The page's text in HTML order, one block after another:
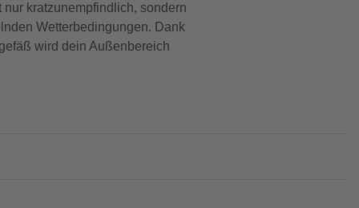
kratzunempfindlich, sondern
Wetterbedingungen. Dank
wird dein Außenbereich